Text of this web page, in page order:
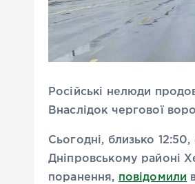
Російські нелюди
Внаслідок чергової
Сьогодні, близько
Дніпровському районі
поранення, повідомили